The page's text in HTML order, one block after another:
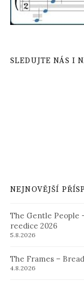
SLEDUJTE NÁS I
NEJNOVĚJŠÍ
The Gentle People
reedice 2026
5.8.2026
The Frames –
4.8.2026